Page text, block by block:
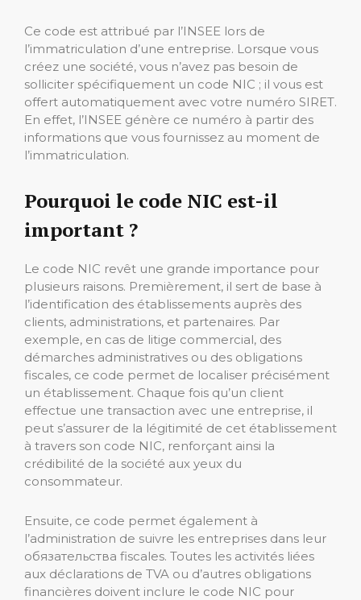
Ce code est attribué par l’INSEE lors de
l’immatriculation d’une entreprise. Lorsque vous
créez une société, vous n’avez pas besoin de
solliciter spécifiquement un code NIC ; il vous est
offert automatiquement avec votre numéro SIRET.
En effet, l’INSEE génère ce numéro à partir des
informations que vous fournissez au moment de
l’immatriculation.
Pourquoi le code NIC est-il
important ?
Le code NIC revêt une grande importance pour
plusieurs raisons. Premièrement, il sert de base à
l’identification des établissements auprès des
clients, administrations, et partenaires. Par
exemple, en cas de litige commercial, des
démarches administratives ou des obligations
fiscales, ce code permet de localiser précisément
un établissement. Chaque fois qu’un client
effectue une transaction avec une entreprise, il
peut s’assurer de la légitimité de cet établissement
à travers son code NIC, renforçant ainsi la
crédibilité de la société aux yeux du
consommateur.
Ensuite, ce code permet également à
l’administration de suivre les entreprises dans leur
обязательства fiscales. Toutes les activités liées
aux déclarations de TVA ou d’autres obligations
financières doivent inclure le code NIC pour